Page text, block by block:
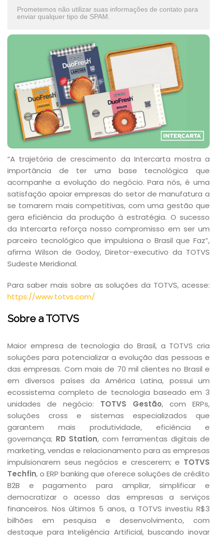
Prometemos não utilizar suas informações de contato para
enviar qualquer tipo de SPAM.
“A trajetória de crescimento da Intercarta mostra a
importância de ter uma base tecnológica que
acompanhe a evolução do negócio. Para nós, é uma
satisfação apoiar empresas do setor de manufatura a
se tornarem mais competitivas, com uma gestão que
gera eficiência da produção à estratégia. O sucesso
da Intercarta reforça nosso compromisso em ser um
parceiro tecnológico que impulsiona o Brasil que Faz”,
afirma Wilson de Godoy, Diretor-executivo da TOTVS
Sudeste Meridional.
Para saber mais sobre as soluções da TOTVS, acesse:
https://www.totvs.com/
Sobre a TOTVS
Maior empresa de tecnologia do Brasil, a TOTVS cria
soluções para potencializar a evolução das pessoas e
das empresas. Com mais de 70 mil clientes no Brasil e
em diversos países da América Latina, possui um
ecossistema completo de tecnologia baseado em 3
unidades de negócio: TOTVS Gestão, com ERPs,
soluções cross e sistemas especializados que
garantem mais produtividade, eficiência e
governança; RD Station, com ferramentas digitais de
marketing, vendas e relacionamento para as empresas
impulsionarem seus negócios e crescerem; e TOTVS
Techfin, o ERP banking que oferece soluções de crédito
B2B e pagamento para ampliar, simplificar e
democratizar o acesso das empresas a serviços
financeiros. Nos últimos 5 anos, a TOTVS investiu R$3
bilhões em pesquisa e desenvolvimento, com
destaque para Inteligência Artificial, buscando inovar